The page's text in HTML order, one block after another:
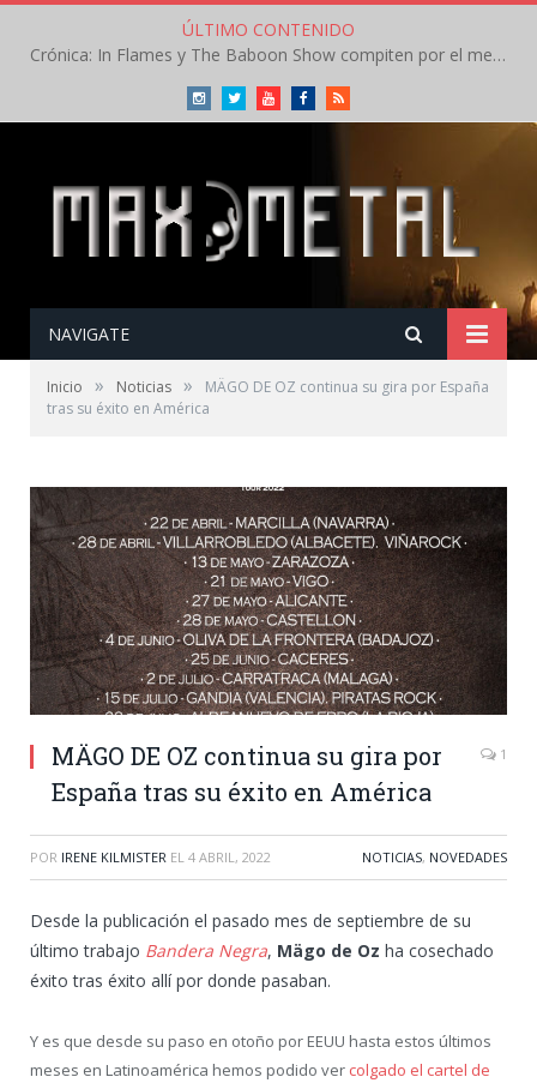
ÚLTIMO CONTENIDO
Crónica: In Flames y The Baboon Show compiten por el mejor concierto del día en el Leyendas del Rock – Viernes – Agosto 2026
InstagramTwitterYoutubeFacebookRSS
NAVIGATE
Inicio » Noticias »
MÄGO DE OZ continua su gira por España
tras su éxito en América
MÄGO DE OZ continua su gira por
España tras su éxito en América
1
POR IRENE KILMISTER EL 4 ABRIL, 2022 NOTICIAS, NOVEDADES
Desde la publicación el pasado mes de septiembre de su
último trabajo Bandera Negra, Mägo de Oz ha cosechado
éxito tras éxito allí por donde pasaban.
Y es que desde su paso en otoño por EEUU hasta estos últimos
meses en Latinoamérica hemos podido ver colgado el cartel de